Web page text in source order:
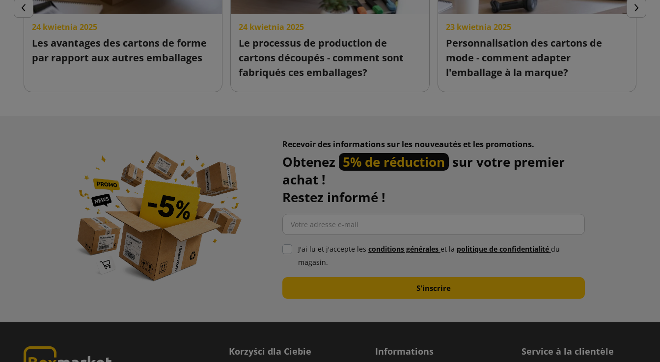
Précédent Suivant
24 kwietnia 2025
Les avantages des cartons de forme
par rapport aux autres emballages
24 kwietnia 2025
Le processus de production de
cartons découpés - comment sont
fabriqués ces emballages?
23 kwietnia 2025
Personnalisation des cartons de
mode - comment adapter
l'emballage à la marque?
Recevoir des informations sur les nouveautés et les promotions.
Obtenez 5% de réduction sur votre premier
achat !
Restez informé !
J'ai lu et j'accepte les conditions générales et la politique de confidentialité du
magasin.
Korzyści dla Ciebie Informations Service à la clientèle